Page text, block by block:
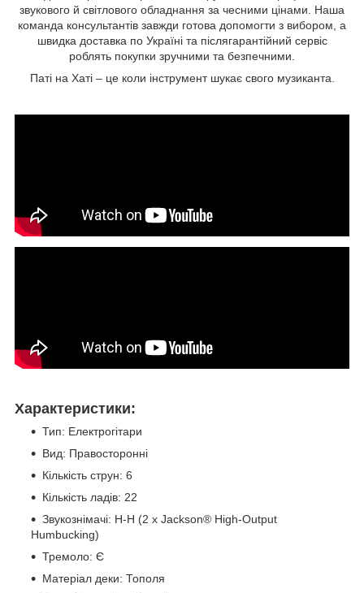
звукового й світлового обладнання за чесними цінами. Наша
команда консультантів завжди готова допомогти з вибором, а
швидка доставка по Україні та післягарантійний сервіс
роблять покупки зручними та безпечними.
Паті на Хаті – це коли інструмент шукає свого музиканта.
Характеристики:
Тип: Електрогітари
Вид: Правосторонні
Кількість струн: 6
Кількість ладів: 22
Звукознімачі: H-H (2 х Jackson® High-Output
Humbucking)
Тремоло: Є
Матеріал деки: Тополя